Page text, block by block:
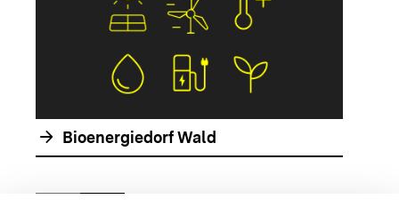
arrow_forward Bioenergiedorf Wald